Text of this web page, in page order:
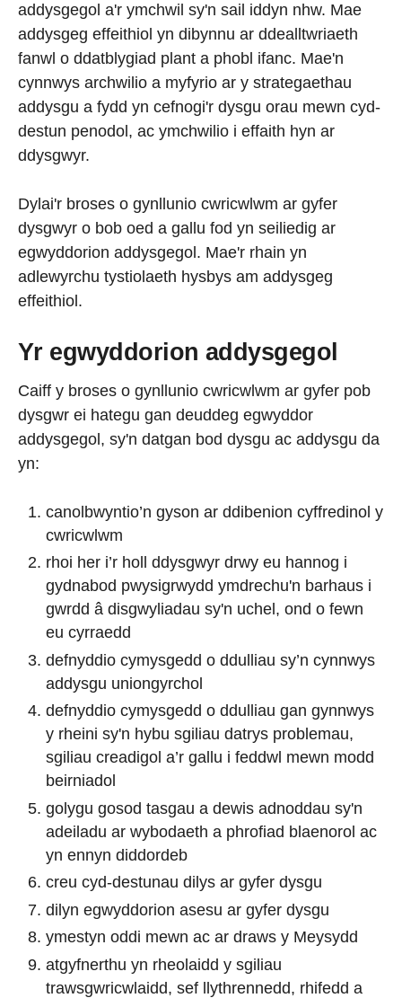
addysgegol a'r ymchwil sy'n sail iddyn nhw. Mae
addysgeg effeithiol yn dibynnu ar ddealltwriaeth
fanwl o ddatblygiad plant a phobl ifanc. Mae'n
cynnwys archwilio a myfyrio ar y strategaethau
addysgu a fydd yn cefnogi'r dysgu orau mewn cyd-
destun penodol, ac ymchwilio i effaith hyn ar
ddysgwyr.
Dylai'r broses o gynllunio cwricwlwm ar gyfer
dysgwyr o bob oed a gallu fod yn seiliedig ar
egwyddorion addysgegol. Mae'r rhain yn
adlewyrchu tystiolaeth hysbys am addysgeg
effeithiol.
Yr egwyddorion addysgegol
Caiff y broses o gynllunio cwricwlwm ar gyfer pob
dysgwr ei hategu gan deuddeg egwyddor
addysgegol, sy'n datgan bod dysgu ac addysgu da
yn:
canolbwyntio’n gyson ar ddibenion cyffredinol y
cwricwlwm
rhoi her i’r holl ddysgwyr drwy eu hannog i
gydnabod pwysigrwydd ymdrechu'n barhaus i
gwrdd â disgwyliadau sy'n uchel, ond o fewn
eu cyrraedd
defnyddio cymysgedd o ddulliau sy’n cynnwys
addysgu uniongyrchol
defnyddio cymysgedd o ddulliau gan gynnwys
y rheini sy'n hybu sgiliau datrys problemau,
sgiliau creadigol a’r gallu i feddwl mewn modd
beirniadol
golygu gosod tasgau a dewis adnoddau sy'n
adeiladu ar wybodaeth a phrofiad blaenorol ac
yn ennyn diddordeb
creu cyd-destunau dilys ar gyfer dysgu
dilyn egwyddorion asesu ar gyfer dysgu
ymestyn oddi mewn ac ar draws y Meysydd
atgyfnerthu yn rheolaidd y sgiliau
trawsgwricwlaidd, sef llythrennedd, rhifedd a